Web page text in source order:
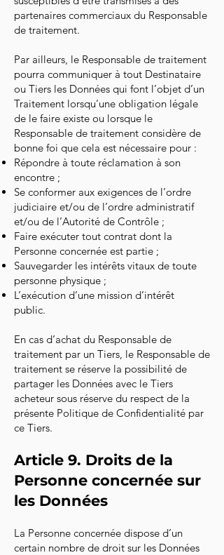
partenaires commerciaux du Responsable
de traitement.
Par ailleurs, le Responsable de traitement
pourra communiquer à tout Destinataire
ou Tiers les Données qui font l’objet d’un
Traitement lorsqu’une obligation légale
de le faire existe ou lorsque le
Responsable de traitement considère de
bonne foi que cela est nécessaire pour :
Répondre à toute réclamation à son
encontre ;
Se conformer aux exigences de l’ordre
judiciaire et/ou de l’ordre administratif
et/ou de l’Autorité de Contrôle ;
Faire exécuter tout contrat dont la
Personne concernée est partie ;
Sauvegarder les intérêts vitaux de toute
personne physique ;
L’exécution d’une mission d’intérêt
public.
En cas d’achat du Responsable de
traitement par un Tiers, le Responsable de
traitement se réserve la possibilité de
partager les Données avec le Tiers
acheteur sous réserve du respect de la
présente Politique de Confidentialité par
ce Tiers.
Article 9. Droits de la
Personne concernée sur
les Données
La Personne concernée dispose d’un
certain nombre de droit sur les Données